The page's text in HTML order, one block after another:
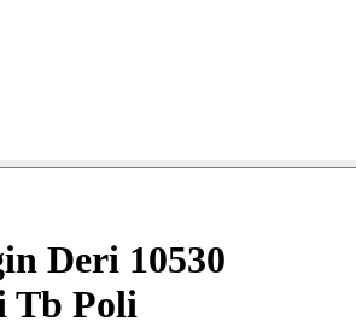
Deri 10530
Tb Poli